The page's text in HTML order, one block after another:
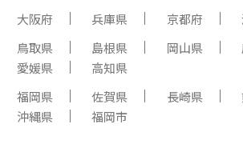
大阪府 兵庫県 京都府
鳥取県 島根県 岡山県
愛媛県
高知県
福岡県 佐賀県 長崎県
沖縄県
福岡市